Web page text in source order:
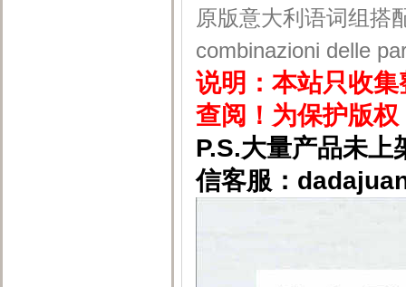
原版意大利语词组搭
combinazioni delle
说明：本站只收
查阅！为保护版
P.S.大量产品未上
信客服：